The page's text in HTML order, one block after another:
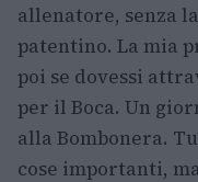
allenatore, senza
patentino. La mia
poi se dovessi
per il Boca. Un
alla Bombonera.
cose importanti,